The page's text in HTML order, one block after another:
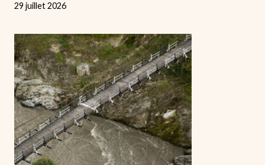
29 juillet 2026